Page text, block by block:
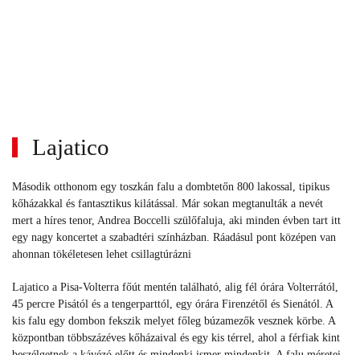
Lajatico
Második otthonom egy toszkán falu a dombtetőn 800 lakossal, tipikus
kőházakkal és fantasztikus kilátással. Már sokan megtanulták a nevét
mert a híres tenor, Andrea Boccelli szülőfaluja, aki minden évben tart itt
egy nagy koncertet a szabadtéri színházban. Ráadásul pont középen van
ahonnan tökéletesen lehet csillagtúrázni
Lajatico a Pisa-Volterra főút mentén található, alig fél órára Volterrától,
45 percre Pisától és a tengerparttól, egy órára Firenzétől és Sienától. A
kis falu egy dombon fekszik melyet főleg búzamezők vesznek körbe. A
központban többszázéves kőházaival és egy kis térrel, ahol a férfiak kint